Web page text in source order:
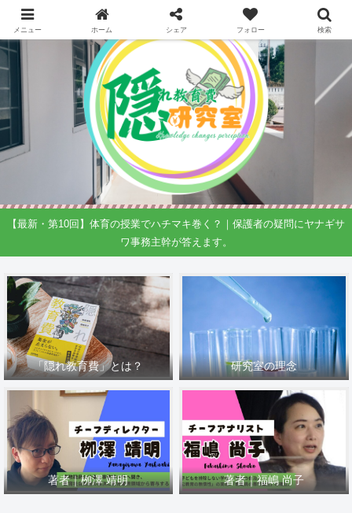
【最新・第10回】体育の授業でハチマキ巻く？｜保護者の疑問にヤナギサ
ワ事務主幹が答えます。
「隠れ教育費」とは？ 研究室の理念
著者｜栁澤 靖明 著者｜福嶋 尚子
メニュー ホーム シェア フォロー 検索